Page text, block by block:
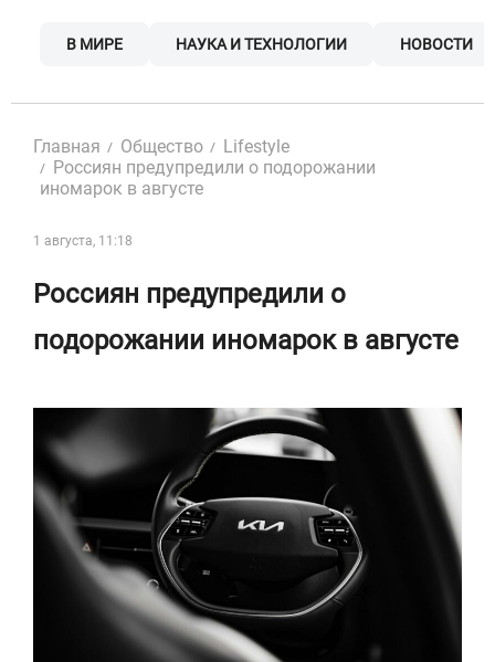
В МИРЕ НАУКА И ТЕХНОЛОГИИ НОВОСТИ
Главная Общество
Lifestyle
Россиян предупредили о подорожании
иномарок в августе
1 августа, 11:18
Россиян предупредили о
подорожании иномарок в августе